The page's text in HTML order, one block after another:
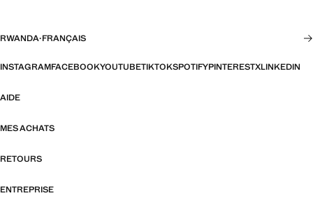
RWANDA·FRANÇAIS
INSTAGRAMFACEBOOKYOUTUBETIKTOKSPOTIFYPINTERESTXLINKEDIN
AIDE
MES ACHATS
RETOURS
ENTREPRISE